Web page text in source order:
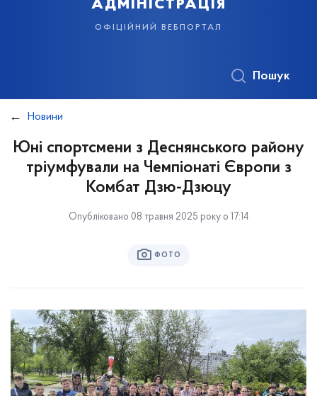
офіційний вебпортал
Пошук
Новини
Юні спортсмени з Деснянського району
тріумфували на Чемпіонаті Європи з
Комбат Дзю-Дзюцу
Опубліковано 08 травня 2025 року о 17:14
ФОТО